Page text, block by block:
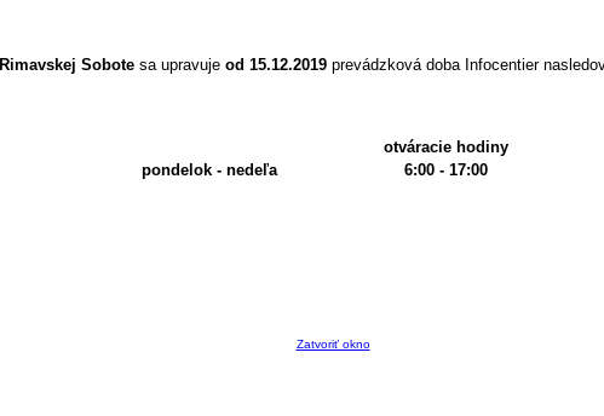
Rimavskej Sobote sa upravuje od 15.12.2019 prevádzková doba Infocentier
otváracie hodiny
pondelok - nedeľa
6:00 - 17:00
Zatvoriť okno